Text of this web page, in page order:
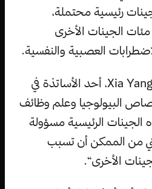
رئيسية محتملة،
الجينات الأخرى
العصبية والنفسية.
وفي تصريح لـ (شيا يانغ) Xia Yang، أحد الأساتذة في
البيولوجيا وعلم وظائف
الجينات الرئيسية مسؤولة
من الممكن أن تسبب
الأخرى“.